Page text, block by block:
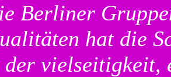
Berliner
hat die
vielseitigkeit,